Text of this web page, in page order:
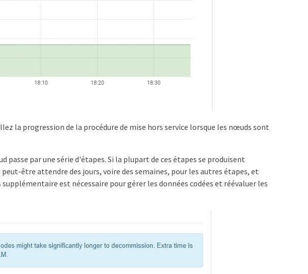
la progression de la procédure de mise hors service lorsque les nœuds sont
par une série d'étapes. Si la plupart de ces étapes se produisent
être attendre des jours, voire des semaines, pour les autres étapes, et
est nécessaire pour gérer les données codées et réévaluer les